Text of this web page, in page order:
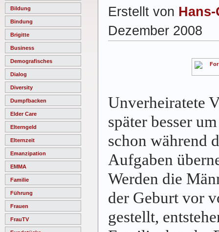
Bildung
Bindung
Brigitte
Business
Demografisches
Dialog
Diversity
Dumpfbacken
Elder Care
Elterngeld
Elternzeit
Emanzipation
EMMA
Familie
Führung
Frauen
FrauTV
Erstellt von
Dezember 2008
Unverheiratete
später besser
schon während
Aufgaben
Werden die
der Geburt vor
gestellt,